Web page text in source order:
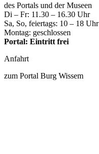
des Portals und der Museen
Di – Fr: 11.30 – 16.30 Uhr
Sa, So, feiertags: 10 – 18 Uhr
Montag: geschlossen
Portal: Eintritt frei
Anfahrt
zum Portal Burg Wissem